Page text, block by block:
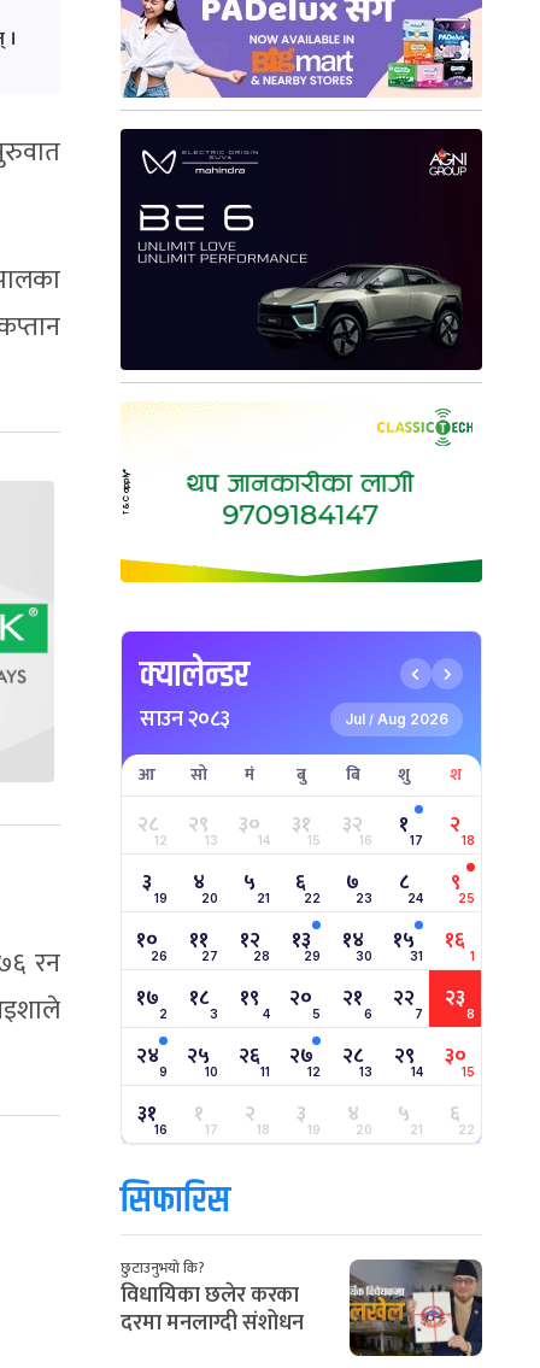
रन
क्यालेन्डर
साउन २०८३ Jul / Aug 2026
आ सो मं बु बि शु श
२८12 २९13 ३०14 ३१15 ३२16 १17 २18
३ 19 ४20 ५ 21 ६22 ७23 ८24 ९25
१०26 ११27 १२28 १३29 १४30 १५31 १६ 1
१७2 १८3 १९ 4 २०5 २१6 २२7 २३8
२४9 २५10 २६11 २७12 २८13 २९14 ३०15
३१16 १17 २18 ३19 ४20 ५21 ६22
सिफारिस
छुटाउनुभयो कि?
विधायिका छलेर करका
दरमा मनलाग्दी संशोधन